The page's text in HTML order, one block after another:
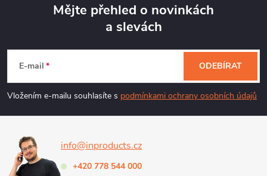
p
a
Mějte přehled o novinkách
a slevách
E-mail
Vložením e-mailu souhlasíte s podmínkami ochrany osobních údajů
ODEBÍRAT
info@inproducts.cz
+420 778 544 000